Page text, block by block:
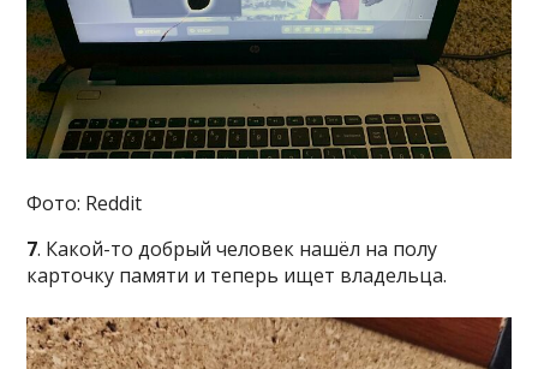
Фото: Reddit
7. Какой-то добрый человек нашёл на полу
карточку памяти и теперь ищет владельца.